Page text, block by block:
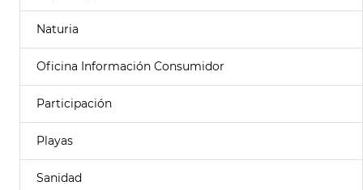
Naturia
Oficina Información Consumidor
Participación
Playas
Sanidad